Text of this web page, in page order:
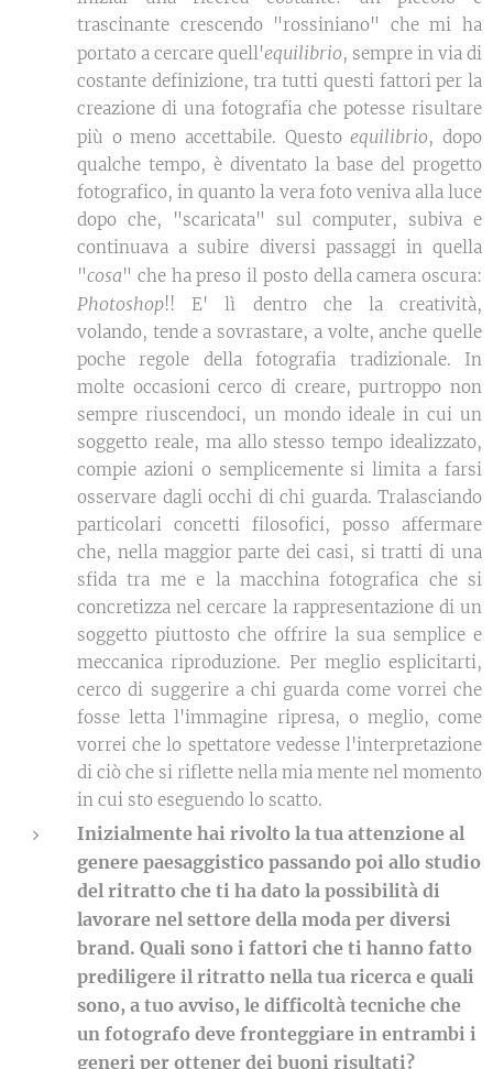
trascinante crescendo "rossiniano" che mi ha
portato a cercare quell'equilibrio, sempre in via di
costante definizione, tra tutti questi fattori per la
creazione di una fotografia che potesse risultare
più o meno accettabile. Questoequilibrio, dopo
qualche tempo, è diventato la base del progetto
fotografico, in quanto la vera foto veniva alla luce
dopo che, "scaricata" sul computer, subiva e
continuava a subire diversi passaggi in quella
"cosa" che ha preso il posto della camera oscura:
Photoshop!! E' lì dentro che la creatività,
volando, tende a sovrastare, a volte, anche quelle
poche regole della fotografia tradizionale. In
molte occasioni cerco di creare, purtroppo non
sempre riuscendoci, un mondo ideale in cui un
soggetto reale, ma allo stesso tempo idealizzato,
compie azioni o semplicemente si limita a farsi
osservare dagli occhi di chi guarda. Tralasciando
particolari concetti filosofici, posso affermare
che, nella maggior parte dei casi, si tratti di una
sfida tra me e la macchina fotografica che si
concretizza nel cercare la rappresentazione di un
soggetto piuttosto che offrire la sua semplice e
meccanica riproduzione. Per meglio esplicitarti,
cerco di suggerire a chi guarda come vorrei che
fosse letta l'immagine ripresa, o meglio, come
vorrei che lo spettatore vedesse l'interpretazione
di ciò che si riflette nella mia mente nel momento
in cui sto eseguendo lo scatto.
Inizialmente hai rivolto la tua attenzione al
genere paesaggistico passando poi allo studio
del ritratto che ti ha dato la possibilità di
lavorare nel settore della moda per diversi
brand. Quali sono i fattori che ti hanno fatto
prediligere il ritratto nella tua ricerca e quali
sono, a tuo avviso, le difficoltà tecniche che
un fotografo deve fronteggiare in entrambi i
generi per ottener dei buoni risultati?